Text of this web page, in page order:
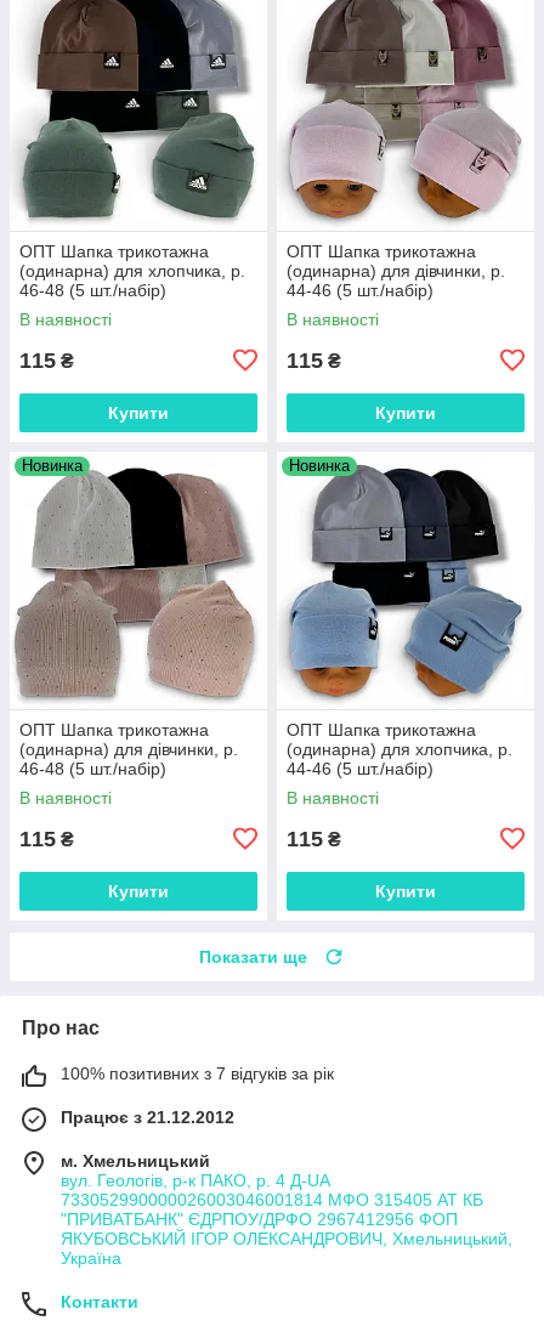
ОПТ Шапка трикотажна
(одинарна) для хлопчика, р.
46-48 (5 шт./набір)
В наявності
115 ₴
Купити
ОПТ Шапка трикотажна
(одинарна) для дівчинки, р.
44-46 (5 шт./набір)
В наявності
115 ₴
Купити
Новинка
ОПТ Шапка трикотажна
(одинарна) для дівчинки, р.
46-48 (5 шт./набір)
В наявності
115 ₴
Купити
Новинка
ОПТ Шапка трикотажна
(одинарна) для хлопчика, р.
44-46 (5 шт./набір)
В наявності
115 ₴
Купити
Показати ще
Про нас
100% позитивних з 7 відгуків за рік
Працює з 21.12.2012
м. Хмельницький
вул. Геологів, р-к ПАКО, р. 4 Д-UA
733052990000026003046001814 МФО 315405 АТ КБ
"ПРИВАТБАНК" ЄДРПОУ/ДРФО 2967412956 ФОП
ЯКУБОВСЬКИЙ ІГОР ОЛЕКСАНДРОВИЧ, Хмельницький,
Україна
Контакти